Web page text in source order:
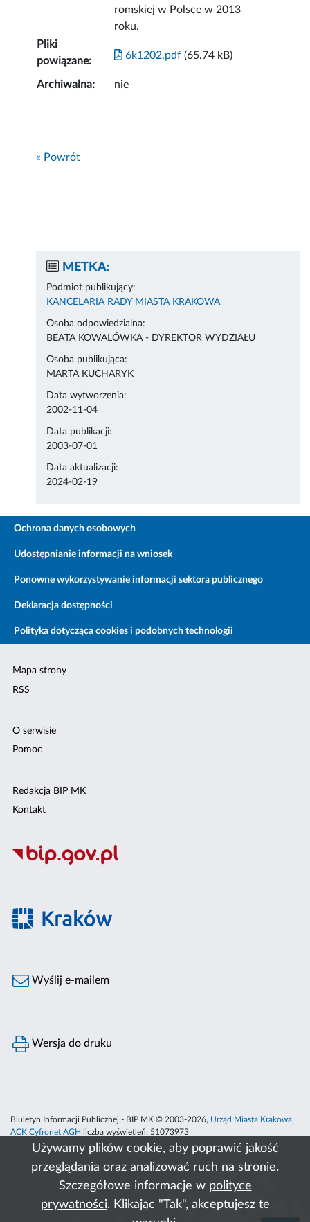
Używamy plików cookie, aby poprawić jakość
przeglądania oraz analizować ruch na stronie.
Szczegółowe informacje w polityce
prywatności. Klikając "Tak", akceptujesz te
romskiej w Polsce w 2013
roku.
Pliki
powiązane:
6k1202.pdf (65.74 kB)
Archiwalna: nie
« Powrót
METKA:
Podmiot publikujący:
KANCELARIA RADY MIASTA KRAKOWA
Osoba odpowiedzialna:
BEATA KOWALÓWKA - DYREKTOR WYDZIAŁU
Osoba publikująca:
MARTA KUCHARYK
Data wytworzenia:
2002-11-04
Data publikacji:
2003-07-01
Data aktualizacji:
2024-02-19
Ochrona danych osobowych
Udostępnianie informacji na wniosek
Ponowne wykorzystywanie informacji sektora publicznego
Deklaracja dostępności
Polityka dotycząca cookies i podobnych technologii
Mapa strony
RSS
O serwisie
Pomoc
Redakcja BIP MK
Kontakt
Wyślij e-mailem
Wersja do druku
Biuletyn Informacji Publicznej - BIP MK © 2003-2026, Urząd Miasta Krakowa,
ACK Cyfronet AGH
liczba wyświetleń: 51073973